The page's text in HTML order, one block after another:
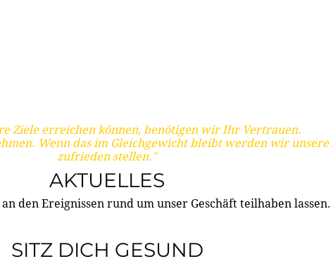
Ziele erreichen können, benötigen wir Ihr Vertrauen.
Wenn das im Gleichgewicht bleibt werden wir
zufrieden stellen."
AKTUELLES
den Ereignissen rund um unser Geschäft teilhaben lassen.
SITZ DICH GESUND